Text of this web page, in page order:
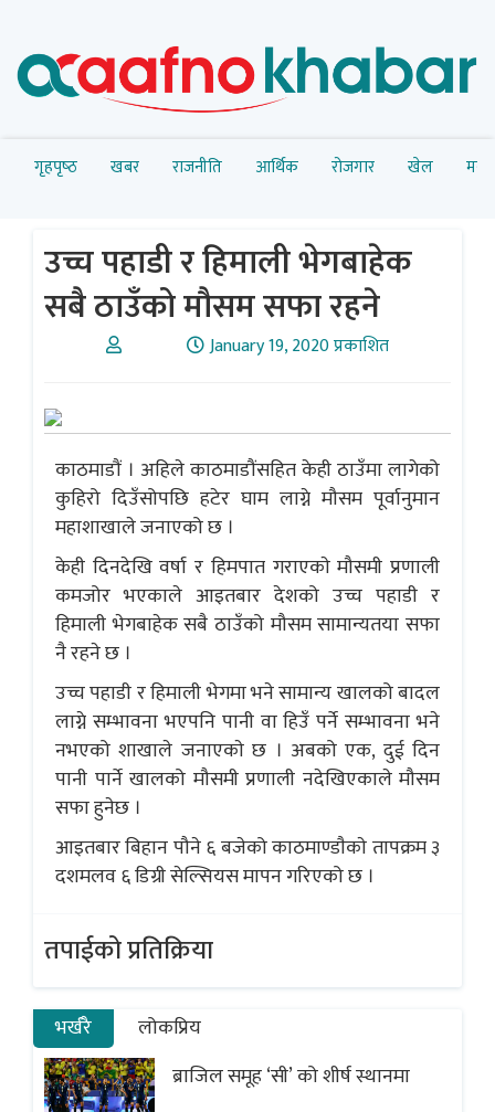
गृहपृष्‍ठ खबर राजनीति आर्थिक रोजगार खेल
उच्च पहाडी र हिमाली भेगबाहेक
सबै ठाउँको मौसम सफा रहने
January 19, 2020 प्रकाशित
काठमाडाैं । अहिले काठमाडौंसहित केही ठाउँमा लागेको
कुहिरो दिउँसोपछि हटेर घाम लाग्ने मौसम पूर्वानुमान
महाशाखाले जनाएको छ ।
केही दिनदेखि वर्षा र हिमपात गराएकाे मौसमी प्रणाली
कमजोर भएकाले आइतबार देशको उच्च पहाडी र
हिमाली भेगबाहेक सबै ठाउँको मौसम सामान्यतया सफा
नै रहने छ ।
उच्च पहाडी र हिमाली भेगमा भने सामान्य खालको बादल
लाग्ने सम्भावना भएपनि पानी वा हिउँ पर्ने सम्भावना भने
नभएको शाखाले जनाएकाे छ । अबको एक, दुई दिन
पानी पार्ने खालको मौसमी प्रणाली नदेखिएकाले मौसम
सफा हुनेछ ।
आइतबार बिहान पौने ६ बजेको काठमाण्डाैकाे तापक्रम ३
दशमलव ६ डिग्री सेल्सियस मापन गरिएको छ ।
तपाईको प्रतिक्रिया
भर्खरै
लोकप्रिय
ब्राजिल समूह ‘सी’ को शीर्ष स्थानमा